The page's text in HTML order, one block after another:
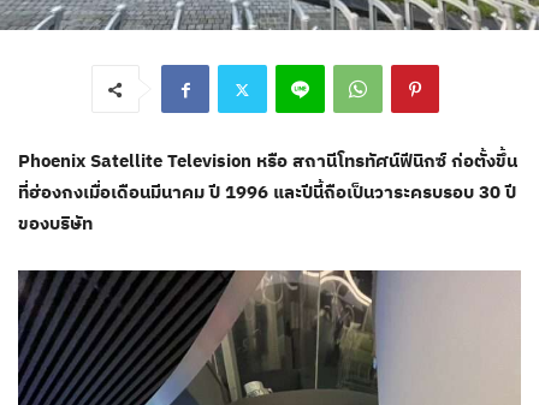
Phoenix Satellite Television หรือ สถานีโทรทัศน์ฟีนิกซ์ ก่อตั้งขึ้น
ที่ฮ่องกงเมื่อเดือนมีนาคม ปี 1996 และปีนี้ถือเป็นวาระครบรอบ 30 ปี
ของบริษัท